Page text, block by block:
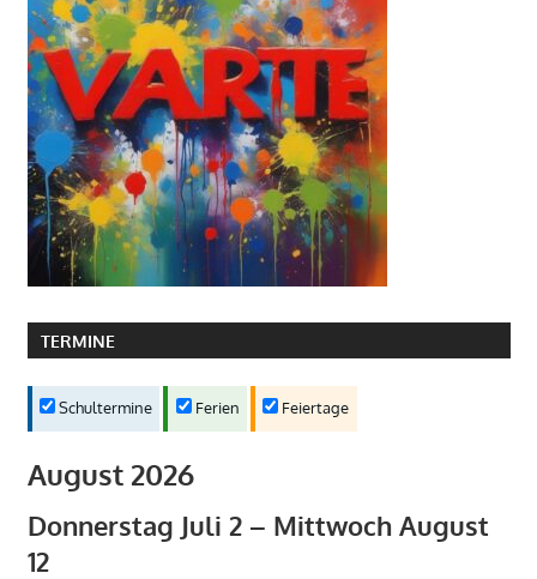
TERMINE
Schultermine Ferien Feiertage
August 2026
Donnerstag Juli 2– Mittwoch August
12